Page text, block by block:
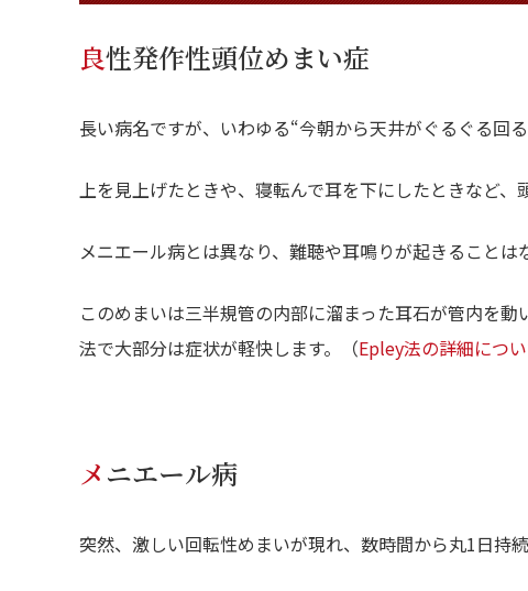
良性発作性頭位めまい症
長い病名ですが、いわゆる“今朝から天井がぐるぐる回
上を見上げたときや、寝転んで耳を下にしたときなど、
メニエール病とは異なり、難聴や耳鳴りが起きることは
このめまいは三半規管の内部に溜まった耳石が管内を
法で大部分は症状が軽快します。（Epley法の詳細につ
メニエール病
突然、激しい回転性めまいが現れ、数時間から丸1日持続